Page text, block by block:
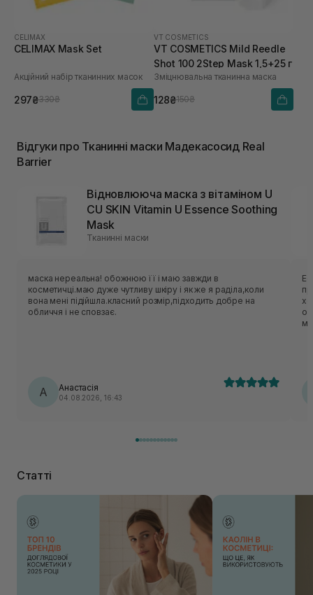
CELIMAX
CELIMAX Mask Set
Акційний набір тканинних масок
297₴330₴
VT COSMETICS
VT COSMETICS Mild Reedle
Shot 100 2Step Mask 1,5+25 г
Зміцнювальна тканинна маска
128₴150₴
Відгуки про Тканинні маски Мадекасосид Real
Barrier
Відновлююча маска з вітаміном U
CU SKIN Vitamin U Essence Soothing
Mask
Тканинні маски
маска нереальна! обожнюю її і маю завжди в
косметичці.маю дуже чутливу шкіру і як же я раділа,коли
вона мені підійшла.класний розмір,підходить добре на
обличчя і не сповзає.
А Анастасія
04.08.2026, 16:43
Статті